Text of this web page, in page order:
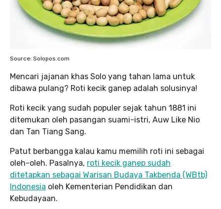
Source: Solopos.com
Mencari jajanan khas Solo yang tahan lama untuk
dibawa pulang? Roti kecik ganep adalah solusinya!
Roti kecik yang sudah populer sejak tahun 1881 ini
ditemukan oleh pasangan suami-istri, Auw Like Nio
dan Tan Tiang Sang.
Patut berbangga kalau kamu memilih roti ini sebagai
oleh-oleh. Pasalnya, roti kecik ganep sudah
ditetapkan sebagai Warisan Budaya Takbenda (WBtb)
Indonesia oleh Kementerian Pendidikan dan
Kebudayaan.